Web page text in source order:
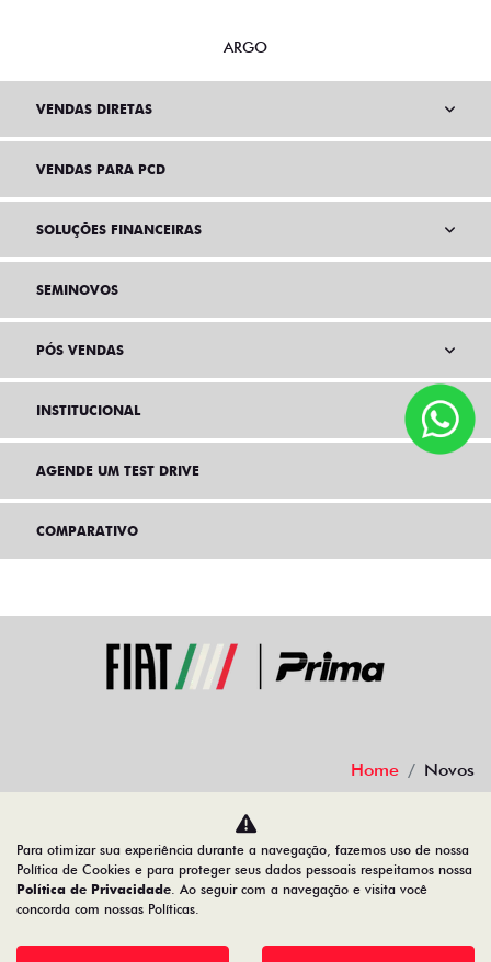
ARGO
VENDAS DIRETAS
VENDAS PARA PCD
SOLUÇÕES FINANCEIRAS
SEMINOVOS
PÓS VENDAS
INSTITUCIONAL
AGENDE UM TEST DRIVE
COMPARATIVO
Home Novos
Desacelere. Seu bem maior é a vida.
Para otimizar sua experiência durante a navegação, fazemos uso de nossa
Política de Cookies e para proteger seus dados pessoais respeitamos nossa
Política de Privacidade. Ao seguir com a navegação e visita você
concorda com nossas Políticas.